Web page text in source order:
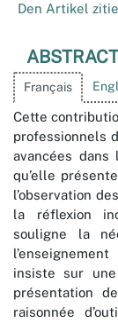
Den Artikel
Français
Cette
professionnels
avancées dans
qu’elle
l’observation
la réflexion
souligne la
insiste sur
présentation
raisonnée